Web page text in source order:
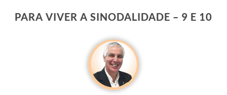
PARA VIVER A SINODALIDADE – 9 E 10